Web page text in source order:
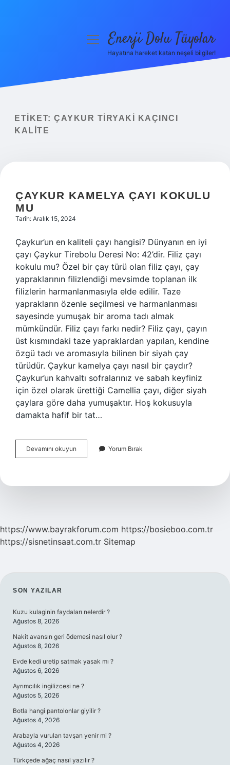
Yasal Uyarı
menüyüEnerji Dolu Tüyolar
Hayatına hareket katan neşeli bilgiler!
ETIKET: ÇAYKUR TIRYAKI KAÇINCI
KALITE
ÇAYKUR KAMELYA ÇAYI KOKULU
MU
Tarih: Aralık 15, 2024
Çaykur’un en kaliteli çayı hangisi? Dünyanın en iyi
çayı Çaykur Tirebolu Deresi No: 42’dir. Filiz çayı
kokulu mu? Özel bir çay türü olan filiz çayı, çay
yapraklarının filizlendiği mevsimde toplanan ilk
filizlerin harmanlanmasıyla elde edilir. Taze
yaprakların özenle seçilmesi ve harmanlanması
sayesinde yumuşak bir aroma tadı almak
mümkündür. Filiz çayı farkı nedir? Filiz çayı, çayın
üst kısmındaki taze yapraklardan yapılan, kendine
özgü tadı ve aromasıyla bilinen bir siyah çay
türüdür. Çaykur kamelya çayı nasıl bir çaydır?
Çaykur’un kahvaltı sofralarınız ve sabah keyfiniz
için özel olarak ürettiği Camellia çayı, diğer siyah
çaylara göre daha yumuşaktır. Hoş kokusuyla
damakta hafif bir tat…
Devamını okuyun
Kamelya
Mu
Yorum Bırak
https://www.bayrakforum.com https://bosieboo.com.tr
https://sisnetinsaat.com.tr Sitemap
SIDEBAR
SON YAZILAR
Kuzu kulaginin faydaları nelerdir ?
Ağustos 8, 2026
Nakit avansın geri ödemesi nasıl olur ?
Ağustos 8, 2026
Evde kedi uretip satmak yasak mı ?
Ağustos 6, 2026
Ayrımcılık ingilizcesi ne ?
Ağustos 5, 2026
Botla hangi pantolonlar giyilir ?
Ağustos 4, 2026
Arabayla vurulan tavşan yenir mi ?
Ağustos 4, 2026
Türkçede ağaç nasıl yazılır ?